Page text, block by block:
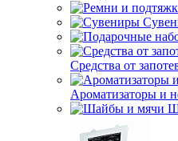
Средства от
Ароматизаторы и